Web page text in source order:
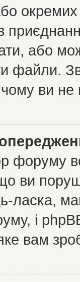
або
файли.
ви
форуму
ви
ласка,
і
вам